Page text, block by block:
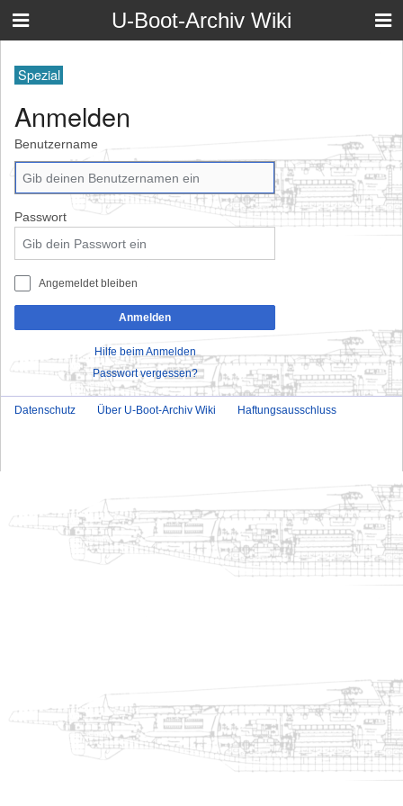
U-Boot-Archiv Wiki
Spezial
Anmelden
Benutzername
Passwort
Angemeldet bleiben
Anmelden
Hilfe beim Anmelden
Passwort vergessen?
Datenschutz Über U-Boot-Archiv Wiki Haftungsausschluss